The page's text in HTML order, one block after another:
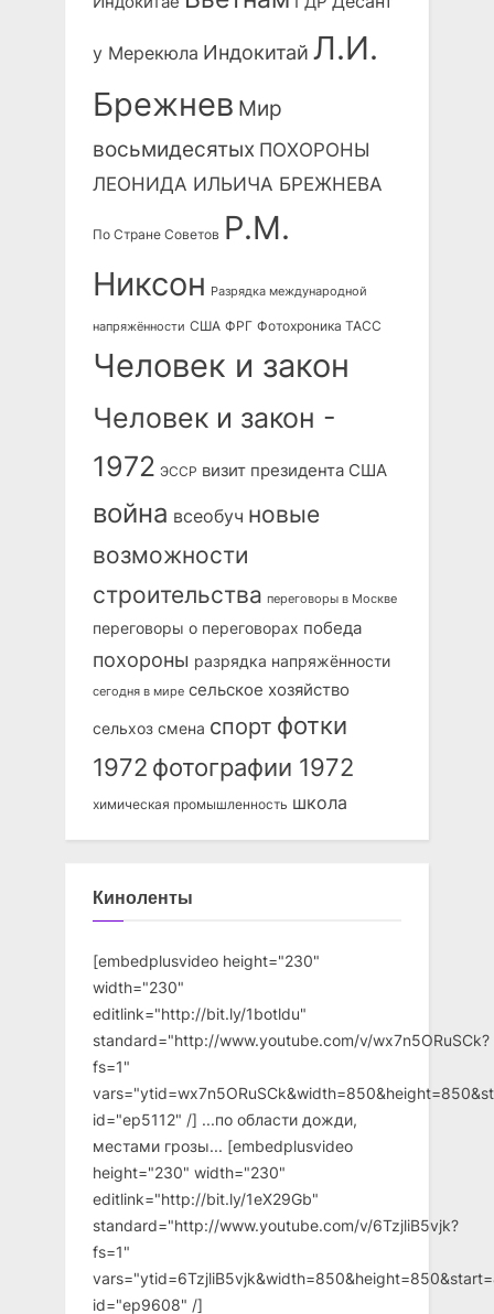
у Мерекюла Индокитай Л.И.
Брежнев Мир
восьмидесятых ПОХОРОНЫ
ЛЕОНИДА ИЛЬИЧА БРЕЖНЕВА
По Стране Советов Р.М.
Никсон Разрядка международной
напряжённости США ФРГ Фотохроника ТАСС
Человек и закон
Человек и закон -
1972 ЭССР визит президента США
война всеобуч новые
возможности
строительства переговоры в Москве
переговоры о переговорах победа
похороны разрядка напряжённости
сегодня в мире сельское хозяйство
сельхоз смена спорт фотки
1972 фотографии 1972
химическая промышленность школа
Киноленты
[embedplusvideo height="230"
width="230"
editlink="http://bit.ly/1botldu"
standard="http://www.youtube.com/v/wx7n5ORuSCk?
fs=1"
id="ep5112" /] ...по области дожди,
местами грозы... [embedplusvideo
height="230" width="230"
editlink="http://bit.ly/1eX29Gb"
standard="http://www.youtube.com/v/6TzjliB5vjk?
fs=1"
id="ep9608" /]